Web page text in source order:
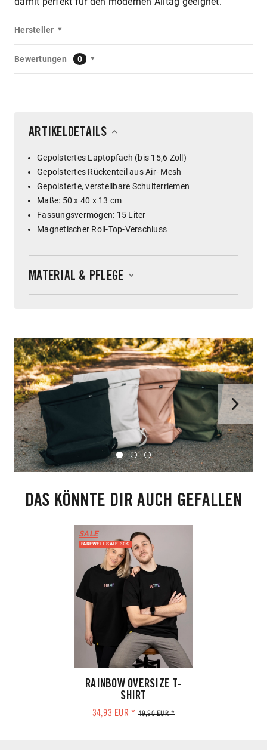
Hersteller
Bewertungen 0
ARTIKELDETAILS
Gepolstertes Laptopfach (bis 15,6 Zoll)
Gepolstertes Rückenteil aus Air- Mesh
Gepolsterte, verstellbare Schulterriemen
Maße: 50 x 40 x 13 cm
Fassungsvermögen: 15 Liter
Magnetischer Roll-Top-Verschluss
MATERIAL & PFLEGE
DAS KÖNNTE DIR AUCH GEFALLEN
SALE
FAREWELL SALE 30%
RAINBOW OVERSIZE T-
SHIRT
34,93 EUR * 49,90 EUR *